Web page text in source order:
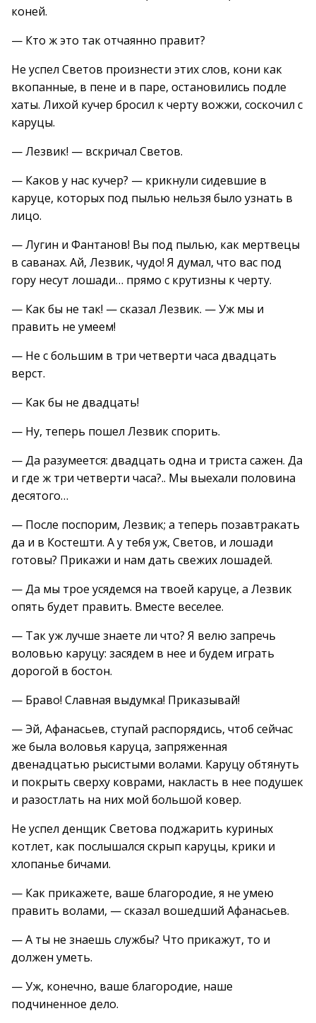
коней.
— Кто ж это так отчаянно правит?
Не успел Светов произнести этих слов, кони как
вкопанные, в пене и в паре, остановились подле
хаты. Лихой кучер бросил к черту вожжи, соскочил с
каруцы.
— Лезвик! — вскричал Светов.
— Каков у нас кучер? — крикнули сидевшие в
каруце, которых под пылью нельзя было узнать в
лицо.
— Лугин и Фантанов! Вы под пылью, как мертвецы
в саванах. Ай, Лезвик, чудо! Я думал, что вас под
гору несут лошади… прямо с крутизны к черту.
— Как бы не так! — сказал Лезвик. — Уж мы и
править не умеем!
— Не с большим в три четверти часа двадцать
верст.
— Как бы не двадцать!
— Ну, теперь пошел Лезвик спорить.
— Да разумеется: двадцать одна и триста сажен. Да
и где ж три четверти часа?.. Мы выехали половина
десятого…
— После поспорим, Лезвик; а теперь позавтракать
да и в Костешти. А у тебя уж, Светов, и лошади
готовы? Прикажи и нам дать свежих лошадей.
— Да мы трое усядемся на твоей каруце, а Лезвик
опять будет править. Вместе веселее.
— Так уж лучше знаете ли что? Я велю запречь
воловью каруцу: засядем в нее и будем играть
дорогой в бостон.
— Браво! Славная выдумка! Приказывай!
— Эй, Афанасьев, ступай распорядись, чтоб сейчас
же была воловья каруца, запряженная
двенадцатью рысистыми волами. Каруцу обтянуть
и покрыть сверху коврами, накласть в нее подушек
и разостлать на них мой большой ковер.
Не успел денщик Светова поджарить куриных
котлет, как послышался скрып каруцы, крики и
хлопанье бичами.
— Как прикажете, ваше благородие, я не умею
править волами, — сказал вошедший Афанасьев.
— А ты не знаешь службы? Что прикажут, то и
должен уметь.
— Уж, конечно, ваше благородие, наше
подчиненное дело.